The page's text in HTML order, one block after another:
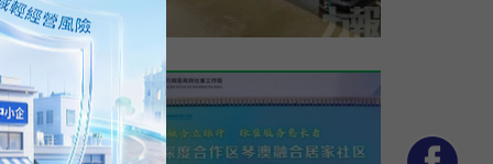
橫琴跨境養老服務標準體系建設
園社